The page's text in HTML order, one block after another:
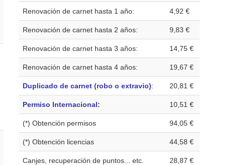
Renovación de carnet hasta 1 año: 4,92 €
Renovación de carnet hasta 2 años: 9,83 €
Renovación de carnet hasta 3 años: 14,75 €
Renovación de carnet hasta 4 años: 19,67 €
Duplicado de carnet (robo o extravio): 20,81 €
Permiso Internacional: 10,51 €
(*) Obtención permisos 94,05 €
(*) Obtención licencias 44,58 €
Canjes, recuperación de puntos... etc. 28,87 €